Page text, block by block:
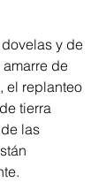
y de
de
el replanteo
tierra
las